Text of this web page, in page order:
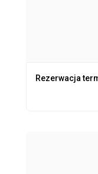
Rezerwacja